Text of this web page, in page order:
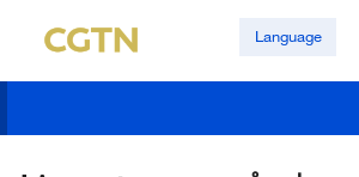
Language